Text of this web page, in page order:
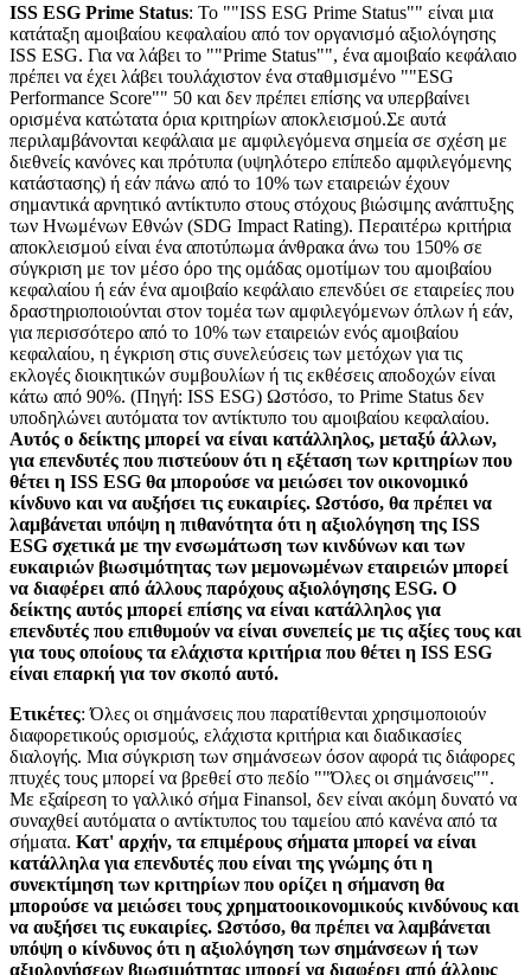
ISS ESG Prime Status: Το ""ISS ESG Prime Status"" είναι μια
κατάταξη αμοιβαίου κεφαλαίου από τον οργανισμό αξιολόγησης
ISS ESG. Για να λάβει το ""Prime Status"", ένα αμοιβαίο κεφάλαιο
πρέπει να έχει λάβει τουλάχιστον ένα σταθμισμένο ""ESG
Performance Score"" 50 και δεν πρέπει επίσης να υπερβαίνει
ορισμένα κατώτατα όρια κριτηρίων αποκλεισμού.Σε αυτά
περιλαμβάνονται κεφάλαια με αμφιλεγόμενα σημεία σε σχέση με
διεθνείς κανόνες και πρότυπα (υψηλότερο επίπεδο αμφιλεγόμενης
κατάστασης) ή εάν πάνω από το 10% των εταιρειών έχουν
σημαντικά αρνητικό αντίκτυπο στους στόχους βιώσιμης ανάπτυξης
των Ηνωμένων Εθνών (SDG Impact Rating). Περαιτέρω κριτήρια
αποκλεισμού είναι ένα αποτύπωμα άνθρακα άνω του 150% σε
σύγκριση με τον μέσο όρο της ομάδας ομοτίμων του αμοιβαίου
κεφαλαίου ή εάν ένα αμοιβαίο κεφάλαιο επενδύει σε εταιρείες που
δραστηριοποιούνται στον τομέα των αμφιλεγόμενων όπλων ή εάν,
για περισσότερο από το 10% των εταιρειών ενός αμοιβαίου
κεφαλαίου, η έγκριση στις συνελεύσεις των μετόχων για τις
εκλογές διοικητικών συμβουλίων ή τις εκθέσεις αποδοχών είναι
κάτω από 90%. (Πηγή: ISS ESG) Ωστόσο, το Prime Status δεν
υποδηλώνει αυτόματα τον αντίκτυπο του αμοιβαίου κεφαλαίου.
Αυτός ο δείκτης μπορεί να είναι κατάλληλος, μεταξύ άλλων,
για επενδυτές που πιστεύουν ότι η εξέταση των κριτηρίων που
θέτει η ISS ESG θα μπορούσε να μειώσει τον οικονομικό
κίνδυνο και να αυξήσει τις ευκαιρίες. Ωστόσο, θα πρέπει να
λαμβάνεται υπόψη η πιθανότητα ότι η αξιολόγηση της ISS
ESG σχετικά με την ενσωμάτωση των κινδύνων και των
ευκαιριών βιωσιμότητας των μεμονωμένων εταιρειών μπορεί
να διαφέρει από άλλους παρόχους αξιολόγησης ESG. Ο
δείκτης αυτός μπορεί επίσης να είναι κατάλληλος για
επενδυτές που επιθυμούν να είναι συνεπείς με τις αξίες τους και
για τους οποίους τα ελάχιστα κριτήρια που θέτει η ISS ESG
είναι επαρκή για τον σκοπό αυτό.
Ετικέτες: Όλες οι σημάνσεις που παρατίθενται χρησιμοποιούν
διαφορετικούς ορισμούς, ελάχιστα κριτήρια και διαδικασίες
διαλογής. Μια σύγκριση των σημάνσεων όσον αφορά τις διάφορες
πτυχές τους μπορεί να βρεθεί στο πεδίο ""Όλες οι σημάνσεις"".
Με εξαίρεση το γαλλικό σήμα Finansol, δεν είναι ακόμη δυνατό να
συναχθεί αυτόματα ο αντίκτυπος του ταμείου από κανένα από τα
σήματα. Κατ' αρχήν, τα επιμέρους σήματα μπορεί να είναι
κατάλληλα για επενδυτές που είναι της γνώμης ότι η
συνεκτίμηση των κριτηρίων που ορίζει η σήμανση θα
μπορούσε να μειώσει τους χρηματοοικονομικούς κινδύνους και
να αυξήσει τις ευκαιρίες. Ωστόσο, θα πρέπει να λαμβάνεται
υπόψη ο κίνδυνος ότι η αξιολόγηση των σημάνσεων ή των
αξιολογήσεων βιωσιμότητας μπορεί να διαφέρει από άλλους